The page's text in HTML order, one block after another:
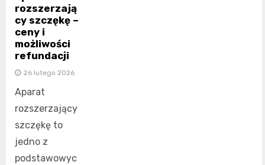
rozszerzają
cy szczękę –
ceny i
możliwości
refundacji
26 lutego 2026
Aparat
rozszerzający
szczękę to
jedno z
podstawowyc